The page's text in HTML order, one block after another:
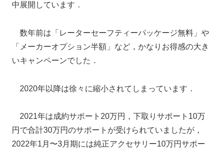
中展開しています．
数年前は「レーターセーフティーパッケージ無料」や
「メーカーオプション半額」など，かなりお得感の大き
いキャンペーンでした．
2020年以降は徐々に縮小されてしまっています．
2021年は成約サポート20万円，下取りサポート10万
円で合計30万円のサポートが受けられていましたが，
2022年1月〜3月期には純正アクセサリー10万円サポー